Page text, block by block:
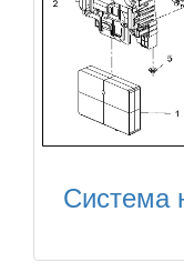
Система